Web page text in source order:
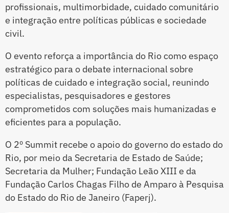
profissionais, multimorbidade, cuidado comunitário
e integração entre políticas públicas e sociedade
civil.
O evento reforça a importância do Rio como espaço
estratégico para o debate internacional sobre
políticas de cuidado e integração social, reunindo
especialistas, pesquisadores e gestores
comprometidos com soluções mais humanizadas e
eficientes para a população.
O 2º Summit recebe o apoio do governo do estado do
Rio, por meio da Secretaria de Estado de Saúde;
Secretaria da Mulher; Fundação Leão XIII e da
Fundação Carlos Chagas Filho de Amparo à Pesquisa
do Estado do Rio de Janeiro (Faperj).